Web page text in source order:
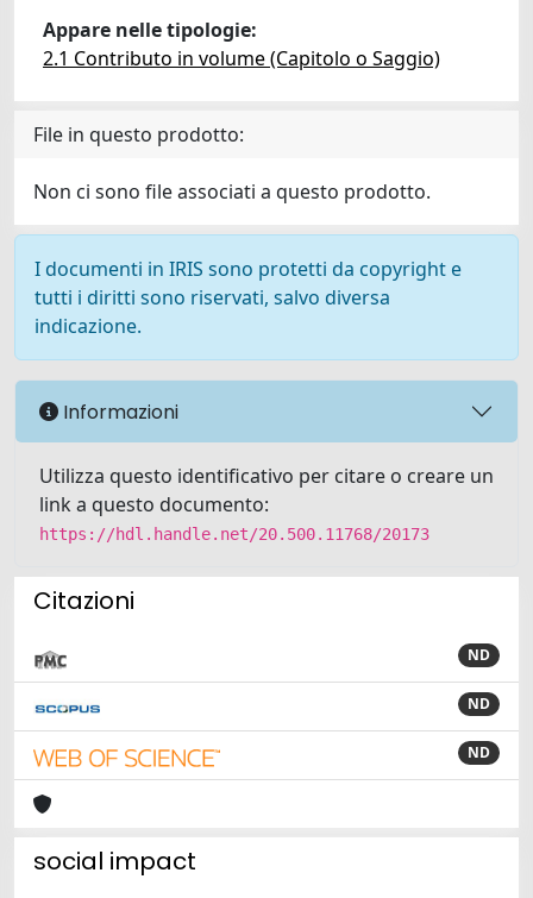
Appare nelle tipologie:
2.1 Contributo in volume (Capitolo o Saggio)
File in questo prodotto:
Non ci sono file associati a questo prodotto.
I documenti in IRIS sono protetti da copyright e
tutti i diritti sono riservati, salvo diversa
indicazione.
Informazioni
Utilizza questo identificativo per citare o creare un
link a questo documento:
https://hdl.handle.net/20.500.11768/20173
Citazioni
ND
ND
ND
social impact